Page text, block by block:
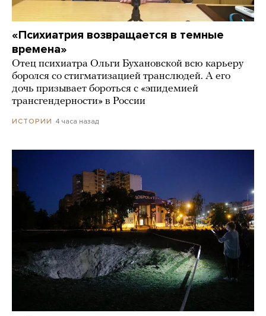
«Психиатрия возвращается в темные
времена»
Отец психиатра Ольги Бухановской всю карьеру
боролся со стигматизацией транслюдей. А его
дочь призывает бороться с «эпидемией
трансгендерности» в России
ИСТОРИИ 4 часа назад